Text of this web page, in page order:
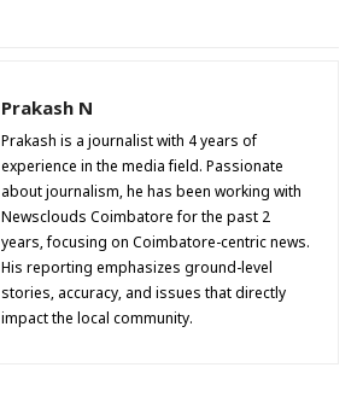
Prakash N
Prakash is a journalist with 4 years of
experience in the media field. Passionate
about journalism, he has been working with
Newsclouds Coimbatore for the past 2
years, focusing on Coimbatore-centric news.
His reporting emphasizes ground-level
stories, accuracy, and issues that directly
impact the local community.